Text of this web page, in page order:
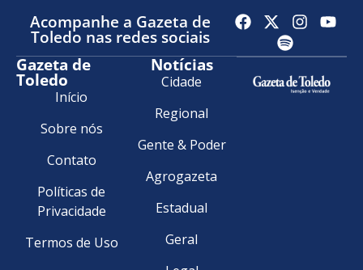
Acompanhe a Gazeta de
Toledo nas redes sociais
Gazeta de
Toledo
Início
Sobre nós
Contato
Políticas de
Privacidade
Termos de Uso
Notícias
Cidade
Regional
Gente & Poder
Agrogazeta
Estadual
Geral